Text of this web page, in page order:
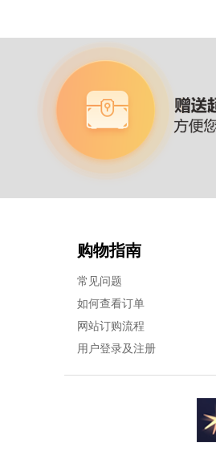
购物指南
常见问题
如何查看订单
网站订购流程
用户登录及注册